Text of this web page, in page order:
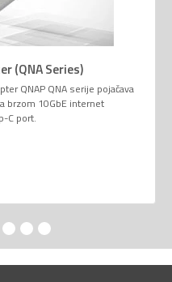
(QNA Series)
QNAP QNA serije pojačava
brzom 10GbE internet
C port.